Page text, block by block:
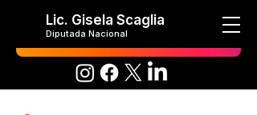
Lic. Gisela Scaglia
Diputada Nacional